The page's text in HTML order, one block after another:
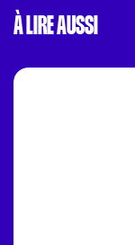
À LIRE AUSSI